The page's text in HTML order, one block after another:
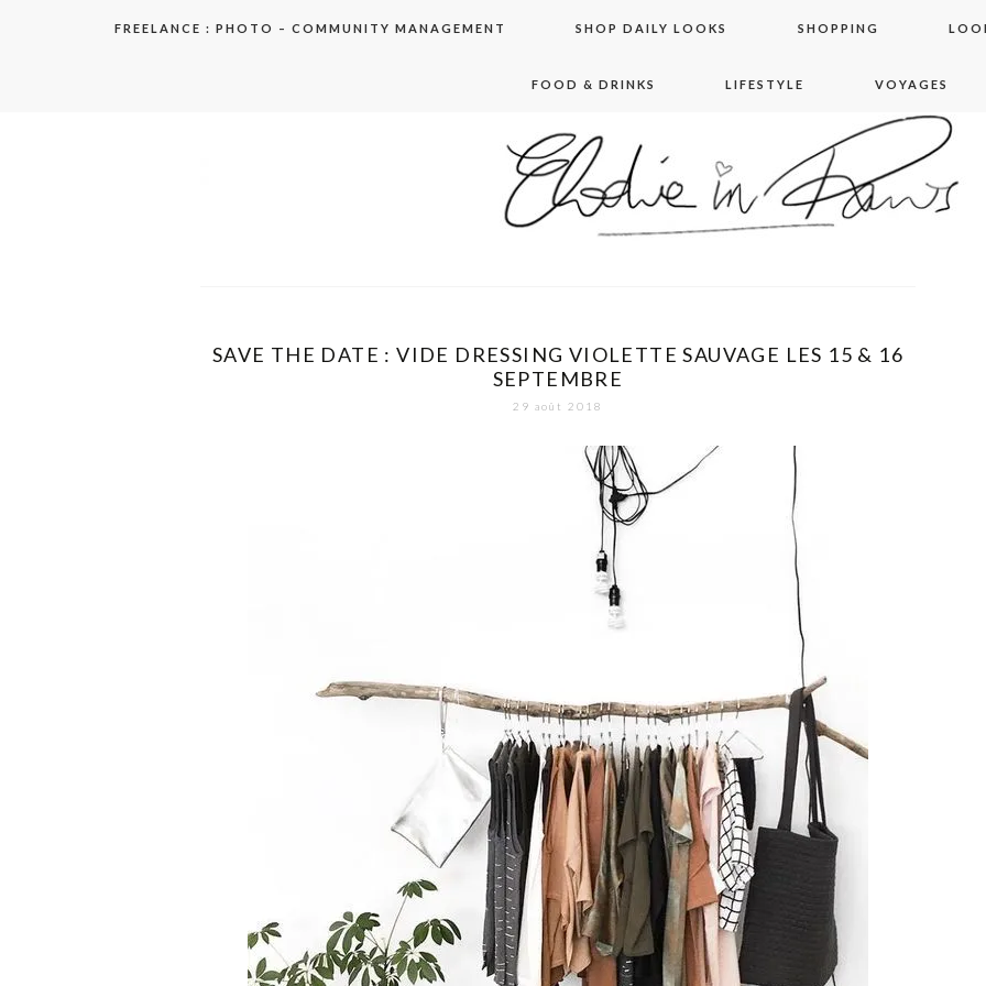
FREELANCE : PHOTO – COMMUNITY MANAGEMENT SHOP DAILY LOOKS SHOPPING
FOOD & DRINKS LIFESTYLE VOYAGES
elodie in paris
SAVE THE DATE : VIDE DRESSING VIOLETTE SAUVAGE LES 15 & 16
SEPTEMBRE
29 août 2018